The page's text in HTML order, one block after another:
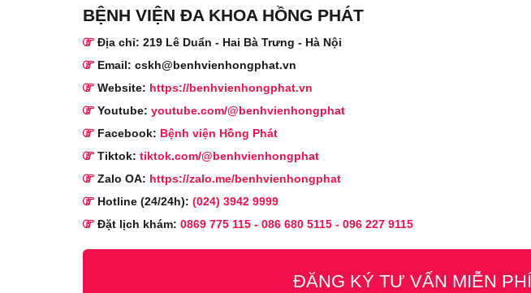
BỆNH VIỆN ĐA KHOA HỒNG PHÁT
Địa chỉ: 219 Lê Duẩn - Hai Bà Trưng - Hà Nội
Email: cskh@benhvienhongphat.vn
Website: https://benhvienhongphat.vn
Youtube: youtube.com/@benhvienhongphat
Facebook: Bệnh viện Hồng Phát
Tiktok: tiktok.com/@benhvienhongphat
Zalo OA: https://zalo.me/benhvienhongphat
Hotline (24/24h): (024) 3942 9999
Đặt lịch khám: 0869 775 115 - 086 680 5115 - 096 227 9115
ĐĂNG KÝ TƯ VẤN MIỄN PHÍ